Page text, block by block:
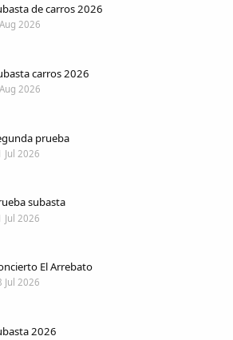
de carros 2026
2026
Subasta carros 2026
2026
prueba
Jul 2026
subasta
Jul 2026
El Arrebato
Jul 2026
2026